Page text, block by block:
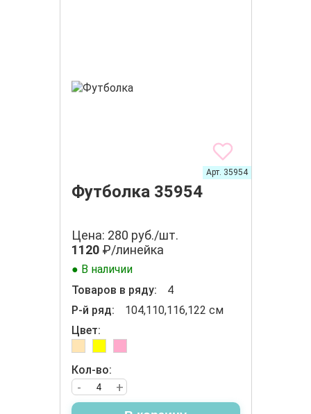
Футболка 35954
Арт. 35954
Цена: 280 руб./шт.
1120₽/линейка
● В наличии
Товаров в ряду:
4
Р-й ряд:
104,110,116,122 см
Цвет:
Кол-во:
+
-